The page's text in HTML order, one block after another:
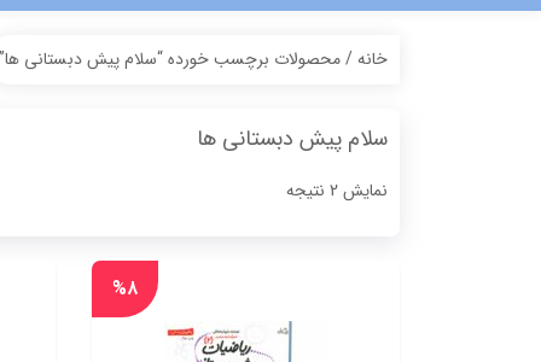
خانه/ محصولات برچسب خورده “سلام پیش دبستانی ها”
سلام پیش دبستانی ها
نمایش 2 نتیجه
Sorted
%۸